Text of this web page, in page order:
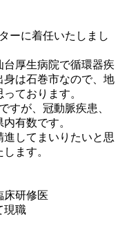
ーに着任いたしまし
厚生病院で循環器疾
は石巻市なので、地
ております。
すが、冠動脈疾患、
有数です。
してまいりたいと思
ます。
研修医
現職